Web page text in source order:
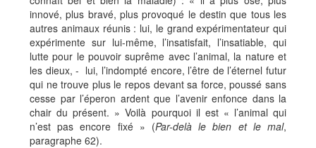
innové, plus bravé, plus provoqué le destin que tous les
autres animaux réunis : lui, le grand expérimentateur qui
expérimente sur lui-même, l’insatisfait, l’insatiable, qui
lutte pour le pouvoir suprême avec l’animal, la nature et
les dieux, - lui, l’indompté encore, l’être de l’éternel futur
qui ne trouve plus le repos devant sa force, poussé sans
cesse par l’éperon ardent que l’avenir enfonce dans la
chair du présent. » Voilà pourquoi il est « l’animal qui
n’est pas encore fixé » (Par-delà le bien et le mal,
paragraphe 62).